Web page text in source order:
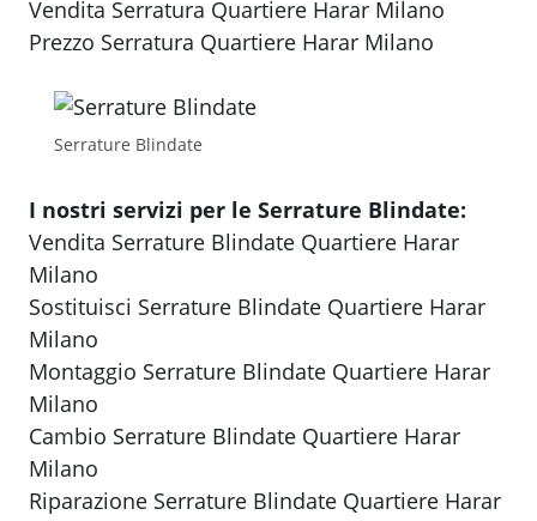
Vendita Serratura Quartiere Harar Milano
Prezzo Serratura Quartiere Harar Milano
Serrature Blindate
I nostri servizi per le Serrature Blindate:
Vendita Serrature Blindate Quartiere Harar
Milano
Sostituisci Serrature Blindate Quartiere Harar
Milano
Montaggio Serrature Blindate Quartiere Harar
Milano
Cambio Serrature Blindate Quartiere Harar
Milano
Riparazione Serrature Blindate Quartiere Harar